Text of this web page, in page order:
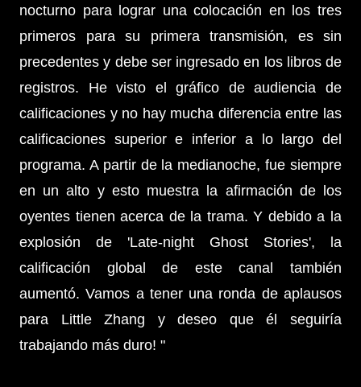
nocturno para lograr una colocación en los tres
primeros para su primera transmisión, es sin
precedentes y debe ser ingresado en los libros de
registros. He visto el gráfico de audiencia de
calificaciones y no hay mucha diferencia entre las
calificaciones superior e inferior a lo largo del
programa. A partir de la medianoche, fue siempre
en un alto y esto muestra la afirmación de los
oyentes tienen acerca de la trama. Y debido a la
explosión de 'Late-night Ghost Stories', la
calificación global de este canal también
aumentó. Vamos a tener una ronda de aplausos
para Little Zhang y deseo que él seguiría
trabajando más duro! "